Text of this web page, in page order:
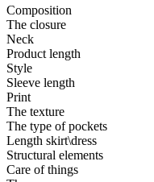
Composition
The closure
Neck
Product length
Style
Sleeve length
Print
The texture
The type of pockets
Length skirt\dress
Structural elements
Care of things